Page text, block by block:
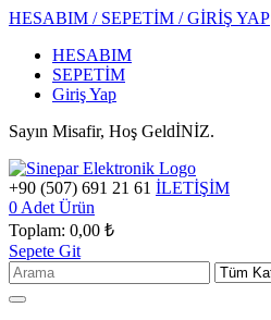
HESABIM / SEPETİM / GİRİŞ YAP
HESABIM
SEPETİM
Giriş Yap
Sayın Misafir, Hoş GeldİNİZ.
+90 (507) 691 21 61 İLETİŞİM
0 Adet Ürün
Toplam: 0,00 ₺
Sepete Git